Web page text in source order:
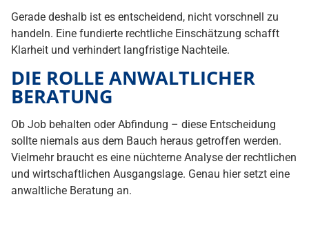
Gerade deshalb ist es entscheidend, nicht vorschnell zu
handeln. Eine fundierte rechtliche Einschätzung schafft
Klarheit und verhindert langfristige Nachteile.
DIE ROLLE ANWALTLICHER
BERATUNG
Ob Job behalten oder Abfindung – diese Entscheidung
sollte niemals aus dem Bauch heraus getroffen werden.
Vielmehr braucht es eine nüchterne Analyse der rechtlichen
und wirtschaftlichen Ausgangslage. Genau hier setzt eine
anwaltliche Beratung an.